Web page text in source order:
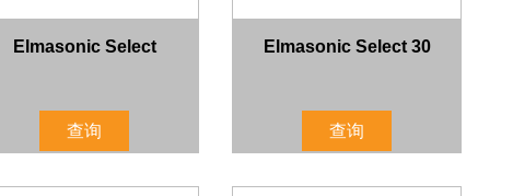
Elmasonic Select
查询
Elmasonic Select 30
查询